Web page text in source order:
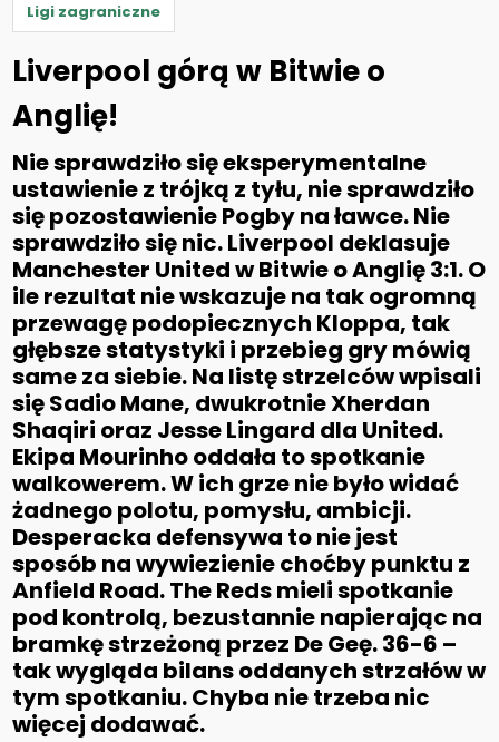
Ligi zagraniczne
Liverpool górą w Bitwie o
Anglię!
Nie sprawdziło się eksperymentalne
ustawienie z trójką z tyłu, nie sprawdziło
się pozostawienie Pogby na ławce. Nie
sprawdziło się nic. Liverpool deklasuje
Manchester United w Bitwie o Anglię 3:1. O
ile rezultat nie wskazuje na tak ogromną
przewagę podopiecznych Kloppa, tak
głębsze statystyki i przebieg gry mówią
same za siebie. Na listę strzelców wpisali
się Sadio Mane, dwukrotnie Xherdan
Shaqiri oraz Jesse Lingard dla United.
Ekipa Mourinho oddała to spotkanie
walkowerem. W ich grze nie było widać
żadnego polotu, pomysłu, ambicji.
Desperacka defensywa to nie jest
sposób na wywiezienie choćby punktu z
Anfield Road. The Reds mieli spotkanie
pod kontrolą, bezustannie napierając na
bramkę strzeżoną przez De Geę. 36-6 –
tak wygląda bilans oddanych strzałów w
tym spotkaniu. Chyba nie trzeba nic
więcej dodawać.